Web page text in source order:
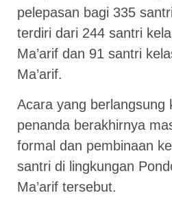
pelepasan bagi 335
terdiri dari 244 santri
Ma’arif dan 91 santri
Ma’arif.
Acara yang berlangsung
penanda berakhirnya
formal dan pembinaan
santri di lingkungan
Ma’arif tersebut.